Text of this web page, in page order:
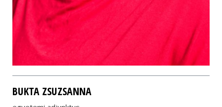
BUKTA ZSUZSANNA